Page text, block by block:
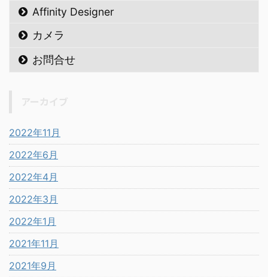
Affinity Designer
カメラ
お問合せ
2022年11月
2022年6月
2022年4月
2022年3月
2022年1月
2021年11月
2021年9月